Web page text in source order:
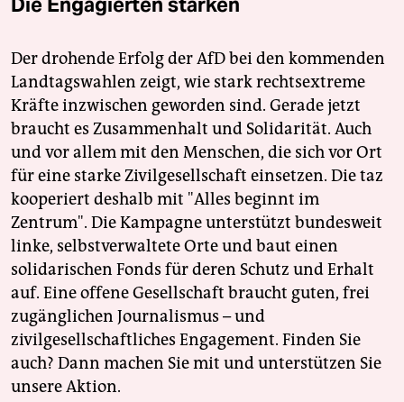
Der drohende Erfolg der AfD bei den kommenden
Landtagswahlen zeigt, wie stark rechtsextreme
Kräfte inzwischen geworden sind. Gerade jetzt
braucht es Zusammenhalt und Solidarität. Auch
und vor allem mit den Menschen, die sich vor Ort
für eine starke Zivilgesellschaft einsetzen. Die taz
kooperiert deshalb mit "Alles beginnt im
Zentrum". Die Kampagne unterstützt bundesweit
linke, selbstverwaltete Orte und baut einen
solidarischen Fonds für deren Schutz und Erhalt
auf. Eine offene Gesellschaft braucht guten, frei
zugänglichen Journalismus – und
zivilgesellschaftliches Engagement. Finden Sie
auch? Dann machen Sie mit und unterstützen Sie
unsere Aktion.